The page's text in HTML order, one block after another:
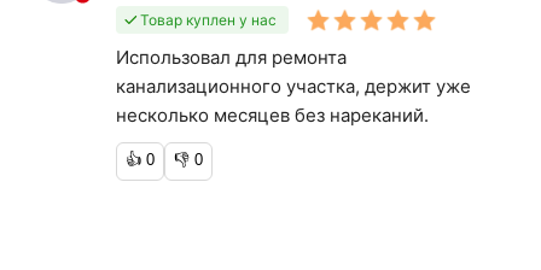
Товар куплен у нас
Использовал для ремонта
канализационного участка, держит уже
несколько месяцев без нареканий.
👍 0 👎 0